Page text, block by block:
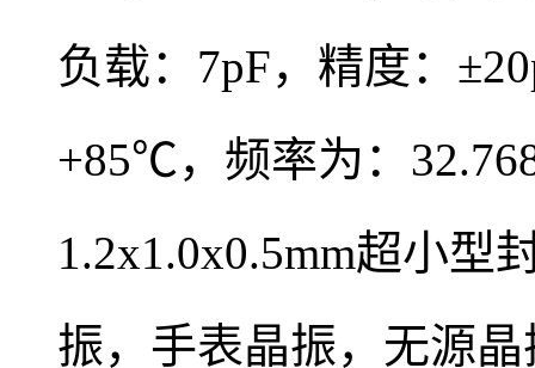
负载：7pF，精度：
+85℃，频率为：
1.2x1.0x0.5mm超小型
振， 手表晶振， 无源晶